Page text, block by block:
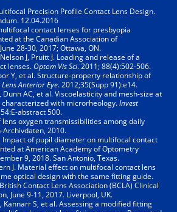
Precision Profile Contact Lens Design.
12.04.2016
contact lenses for presbyopia
at the Canadian Association of
28-30, 2017; Ottawa, ON.
J, Pruitt J. Loading and release of a
lenses.Optom Vis Sci. 2011; 88(4):502-506.
Y, et al. Structure-property relationship of
Anterior Eye. 2012;35(Supp 91):e14.
Dunn AC, et al. Viscoelasticity and mesh-size at
with microrheology.Invest
abstract 500.
oxygen transmissibilities among daily
Archivdaten, 2010.
Impact of pupil diameter on multifocal contact
at American Academy of Optometry
9, 2018. San Antonio, Texas.
J. Material effect on multifocal contact lens
optical design with the same fitting guide.
Contact Lens Association (BCLA) Clinical
June 9-11, 2017. Liverpool, UK.
Kannarr S, et al. Assessing a modified fitting